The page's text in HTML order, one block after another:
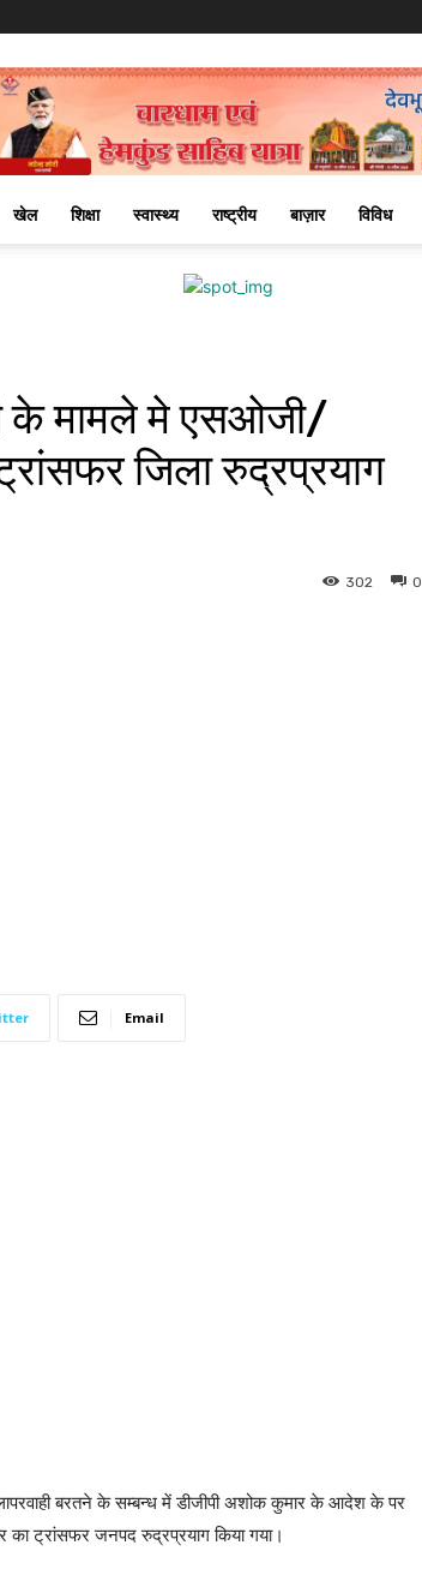
खेल शिक्षा स्वास्थ्य राष्ट्रीय बाज़ार विविध
के मामले मे एसओजी/
जिला रुद्रप्रयाग
0
302
Email
बरतने के सम्बन्ध में डीजीपी अशोक कुमार के आदेश के पर
का ट्रांसफर जनपद रुद्रप्रयाग किया गया।